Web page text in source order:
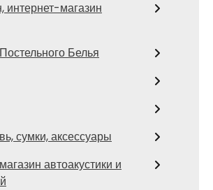
интернет-магазин
Белья
сумки, аксессуары
автоакустики и